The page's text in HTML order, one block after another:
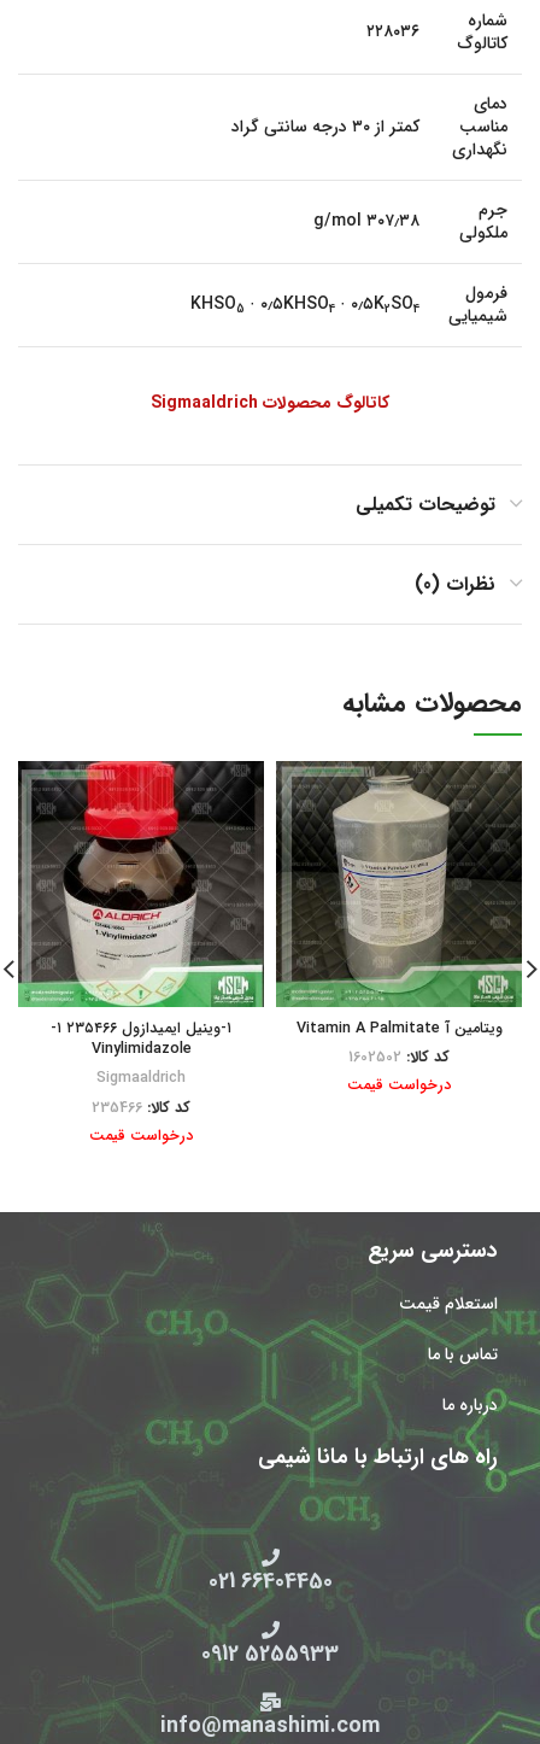
شماره
کاتالوگ
۲۲۸۰۳۶
دمای
مناسب
نگهداری
کمتر از ۳۰ درجه سانتی گراد
جرم
ملکولی
۳۰۷٫۳۸ g/mol
فرمول
شیمیایی
KHSO5 · ۰٫۵KHSO4 · ۰٫۵K2SO4
کاتالوگ محصولات Sigmaaldrich
توضیحات تکمیلی
نظرات (0)
محصولات مشابه
ویتامین آ Vitamin A Palmitate
کد کالا: 1602502
درخواست قیمت
۱-وینیل ایمیدازول ۲۳۵۴۶۶ ۱-
Vinylimidazole
Sigmaaldrich
کد کالا: 235466
درخواست قیمت
دسترسی سریع
استعلام قیمت
تماس با ما
درباره ما
راه های ارتباط با مانا شیمی
66404450 021
5255933 0912
info@manashimi.com